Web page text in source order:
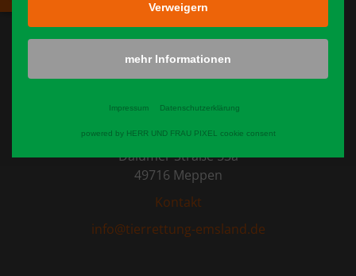
Fotos & Videos
Presse
Kontakt
Tierrettung-Emsland e.V.
Dalumer Straße 53a
49716 Meppen
Kontakt
info@tierrettung-emsland.de
Verweigern
mehr Informationen
Impressum Datenschutzerklärung
powered by HERR UND FRAU PIXEL cookie consent